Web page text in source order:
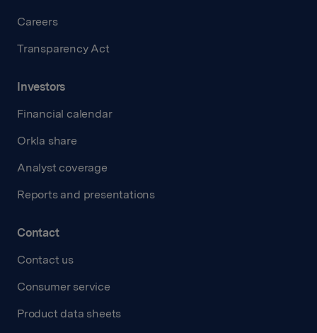
Careers
Transparency Act
Investors
Financial calendar
Orkla share
Analyst coverage
Reports and presentations
Contact
Contact us
Consumer service
Product data sheets